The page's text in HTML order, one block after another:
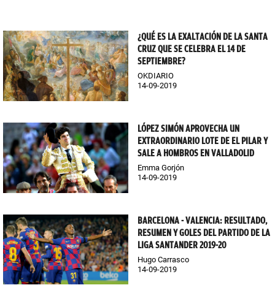
¿QUÉ ES LA EXALTACIÓN DE LA SANTA
CRUZ QUE SE CELEBRA EL 14 DE
SEPTIEMBRE?
OKDIARIO
14-09-2019
LÓPEZ SIMÓN APROVECHA UN
EXTRAORDINARIO LOTE DE EL PILAR Y
SALE A HOMBROS EN VALLADOLID
Emma Gorjón
14-09-2019
BARCELONA - VALENCIA: RESULTADO,
RESUMEN Y GOLES DEL PARTIDO DE LA
LIGA SANTANDER 2019-20
Hugo Carrasco
14-09-2019